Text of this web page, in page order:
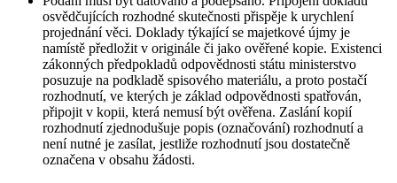
osvědčujících rozhodné skutečnosti přispěje k urychlení
projednání věci. Doklady týkající se majetkové újmy je
namístě předložit v originále či jako ověřené kopie. Existenci
zákonných předpokladů odpovědnosti státu ministerstvo
posuzuje na podkladě spisového materiálu, a proto postačí
rozhodnutí, ve kterých je základ odpovědnosti spatřován,
připojit v kopii, která nemusí být ověřena. Zaslání kopií
rozhodnutí zjednodušuje popis (označování) rozhodnutí a
není nutné je zasílat, jestliže rozhodnutí jsou dostatečně
označena v obsahu žádosti.